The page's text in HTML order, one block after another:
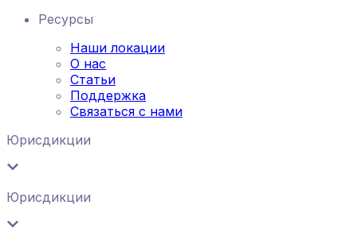
Ресурсы
Наши локации
О нас
Статьи
Поддержка
Связаться с нами
Юрисдикции
Юрисдикции